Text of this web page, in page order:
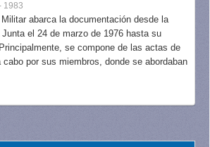
1983
abarca la documentación desde la
el 24 de marzo de 1976 hasta su
se compone de las actas de
por sus miembros, donde se abordaban